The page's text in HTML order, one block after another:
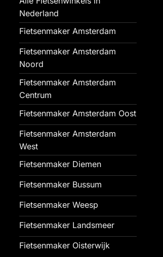
Nederland
Fietsenmaker Amsterdam
Fietsenmaker Amsterdam
Noord
Fietsenmaker Amsterdam
Centrum
Fietsenmaker Amsterdam Oost
Fietsenmaker Amsterdam
West
Fietsenmaker Diemen
Fietsenmaker Bussum
Fietsenmaker Weesp
Fietsenmaker Landsmeer
Fietsenmaker Oisterwijk